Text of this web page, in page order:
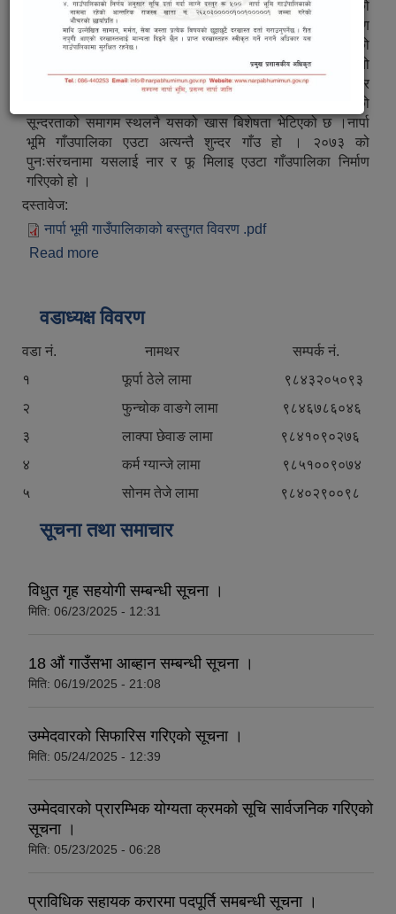
नार्पा भूमि गाँउपालिका एउटा अत्यन्तै सुन्दर गाँउ हो । २०७३ को
पुनःसंरचनामा यसलाई नार र फु मिलाइ एउटा गाँउपालिका निर्माण
गरिएको हो । यो गाँउलाई सन २००३ देखि पर्यटकको लागि खोलिएको
थियो । यो गाँउ चिनको नजिक पर्ने भएको र खम्पाहरुले यसलाई आफनो
कार्यक्षेत्र बनाएको पाइन्छ । यहाँ हिमालको सुन्दरता र करीब ११ हजार
फीटको उचाइमा बसेको मानव बस्ती, उत्पादन र मानब जीवन संचालनको
सून्दरताको समागम स्थलनै यसको खास बिशेषता भेटिएको छ ।नार्पा
भूमि गाँउपालिका एउटा अत्यन्तै शुन्दर गाँउ हो । २०७३ को
पुनःसंरचनामा यसलाई नार र फू मिलाइ एउटा गाँउपालिका निर्माण
गरिएको हो ।
दस्तावेज:
नार्पा भूमी गाउँपालिकाको बस्तुगत विवरण .pdf
Read more
वडाध्यक्ष विवरण
वडा नं. नामथर सम्पर्क नं.
१ फूर्पा ठेले लामा ९८४३२०५०९३
२ फुन्चोक वाङगे लामा ९८४६७८६०४६
३ लाक्पा छेवाङ लामा ९८४१०९०२७६
४ कर्म ग्यान्जे लामा ९८५१००९०७४
५ सोनम तेजे लामा ९८४०२९००९८
सूचना तथा समाचार
विधुत गृह सहयोगी सम्बन्धी सूचना ।
मिति: 06/23/2025 - 12:31
18 औं गाउँसभा आब्हान सम्बन्धी सूचना ।
मिति: 06/19/2025 - 21:08
उम्मेदवारको सिफारिस गरिएको सूचना ।
मिति: 05/24/2025 - 12:39
उम्मेदवारको प्रारम्भिक योग्यता क्रमको सूचि सार्वजनिक गरिएको
सूचना ।
मिति: 05/23/2025 - 06:28
प्राविधिक सहायक करारमा पदपूर्ति समबन्धी सूचना ।